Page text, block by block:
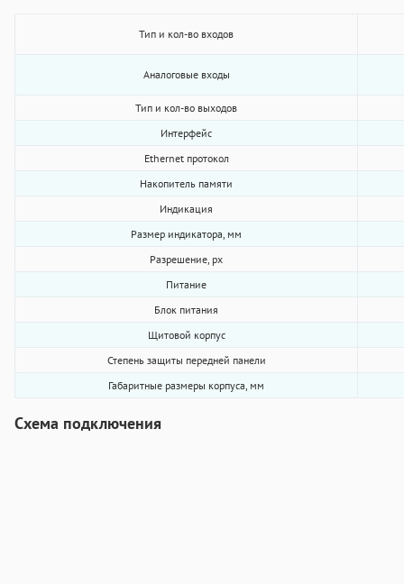
Тип и кол-во входов
Аналоговые входы
Тип и кол-во выходов
Интерфейс
Ethernet протокол
Накопитель памяти
Индикация
Размер индикатора, мм
Разрешение, px
Питание
Блок питания
Щитовой корпус
Степень защиты передней панели
Габаритные размеры корпуса, мм
Схема подключения